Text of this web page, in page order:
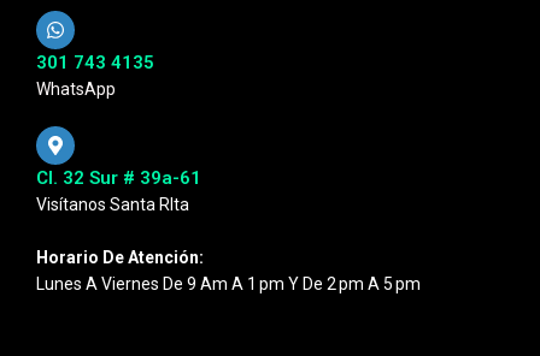
301 743 4135
WhatsApp
Cl. 32 Sur # 39a-61
Visítanos Santa RIta
Horario De Atención:
Lunes A Viernes De 9 Am A 1 Pm Y De 2 Pm A 5 Pm